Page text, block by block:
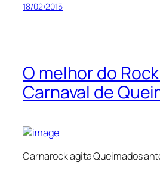
18/02/2015
O melhor do
Carnaval de
Carnarock agita Queimados